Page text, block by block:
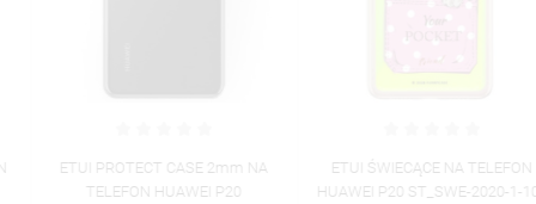
ETUI PROTECT CASE 2mm NA
TELEFON HUAWEI P20
ETUI ŚWIECĄCE NA TELEFON
HUAWEI P20 ST_SWE-2020-1-100